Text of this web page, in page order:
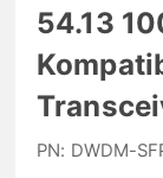
54.13
PN: DWDM-